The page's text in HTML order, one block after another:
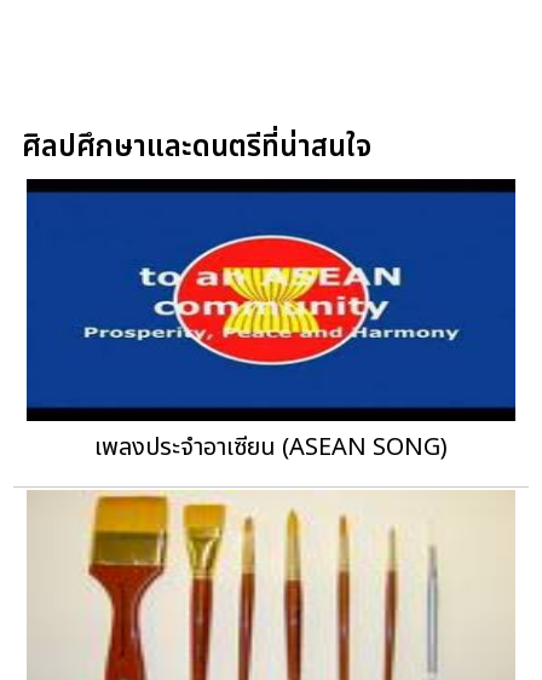
ศิลปศึกษาและดนตรีที่น่าสนใจ
เพลงประจำอาเซียน (ASEAN SONG)